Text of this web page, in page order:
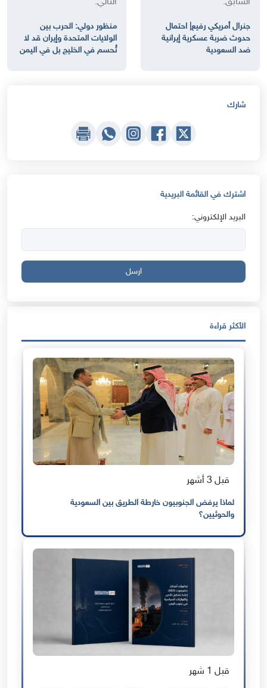
جنرال أمريكي رفيع| احتمال
حدوث ضربة عسكرية إيرانية
ضد السعودية
منظور دولي: الحرب بين
الولايات المتحدة وإيران قد لا
تُحسم في الخليج بل في اليمن
شارك
اشترك في القائمة البريدية
البريد الإلكتروني:
ارسل
الأكثر قراءة
قبل 3 أشهر
لماذا يرفض الجنوبيون خارطة الطريق بين السعودية
والحوثيين؟
قبل 1 شهر